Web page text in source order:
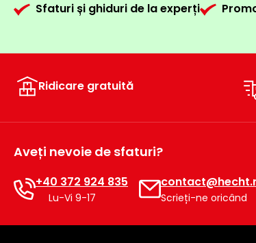
Sfaturi și ghiduri de la experți
Ridicare gratuită
Aveți nevoie de sfaturi?
+40 372 924 835
Lu-Vi 9-17 Scrieți-ne oricând